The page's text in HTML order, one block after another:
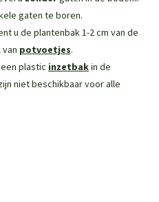
gaten te boren.
u de plantenbak 1-2 cm van de
potvoetjes.
plastic inzetbakin de
niet beschikbaar voor alle